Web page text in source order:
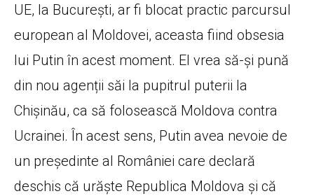
UE, la București, ar fi blocat practic parcursul
european al Moldovei, aceasta fiind obsesia
lui Putin în acest moment. El vrea să-și pună
din nou agenții săi la pupitrul puterii la
Chișinău, ca să folosească Moldova contra
Ucrainei. În acest sens, Putin avea nevoie de
un președinte al României care declară
deschis că urăște Republica Moldova și că